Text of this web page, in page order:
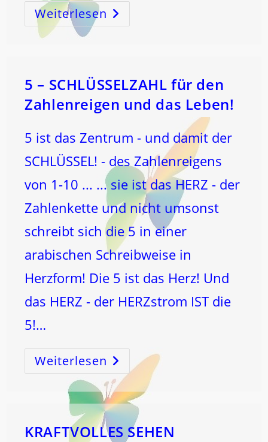
Weiterlesen HILFE
Ist
IMMER
DIR!
…
5 – SCHLÜSSELZAHL für den
Zahlenreigen und das Leben!
5 ist das Zentrum - und damit der
SCHLÜSSEL! - des Zahlenreigens
von 1-10 ... ... sie ist das HERZ - der
Zahlenkette und nicht umsonst
schreibt sich die 5 in einer
arabischen Schreibweise in
Herzform! Die 5 ist das Herz! Und
das HERZ - der HERZstrom IST die
5!…
Weiterlesen
SCHLÜSSELZAHL
Für
Den
Zahlenreigen
Und
Leben!
KRAFTVOLLES SEHEN